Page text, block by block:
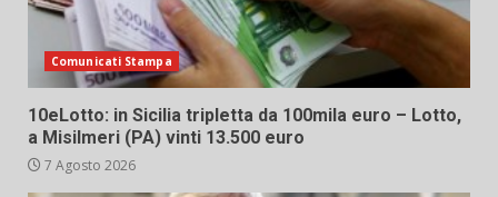
Comunicati Stampa
10eLotto: in Sicilia tripletta da 100mila euro – Lotto,
a Misilmeri (PA) vinti 13.500 euro
7 Agosto 2026